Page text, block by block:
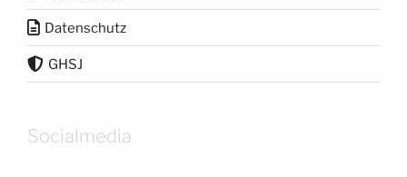
Datenschutz
GHSJ
Socialmedia